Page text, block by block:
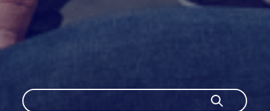
Szukaj
Szukaj